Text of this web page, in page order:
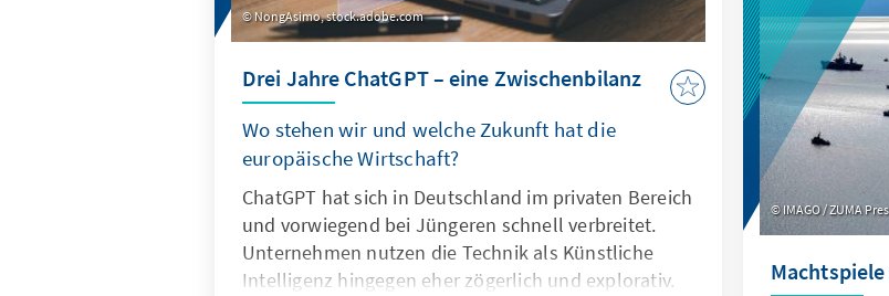
NongAsimo, stock.adobe.com
Drei Jahre ChatGPT – eine Zwischenbilanz
Wo stehen wir und welche Zukunft hat die
europäische Wirtschaft?
ChatGPT hat sich in Deutschland im privaten Bereich
und vorwiegend bei Jüngeren schnell verbreitet.
Unternehmen nutzen die Technik als Künstliche
Intelligenz hingegen eher zögerlich und explorativ.
IMAGO / ZUMA
Machtspiele